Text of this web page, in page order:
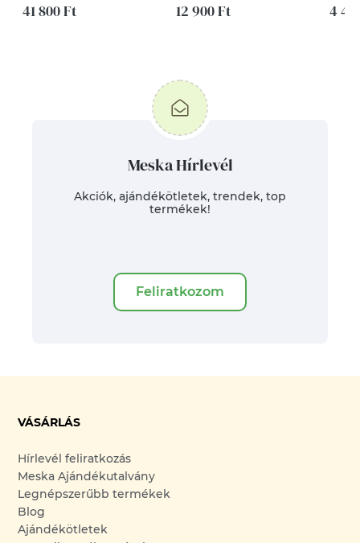
41 800 Ft 12 900 Ft 4
Meska Hírlevél
Akciók, ajándékötletek, trendek, top
termékek!
Feliratkozom
VÁSÁRLÁS
Hírlevél feliratkozás
Meska Ajándékutalvány
Legnépszerűbb termékek
Blog
Ajándékötletek